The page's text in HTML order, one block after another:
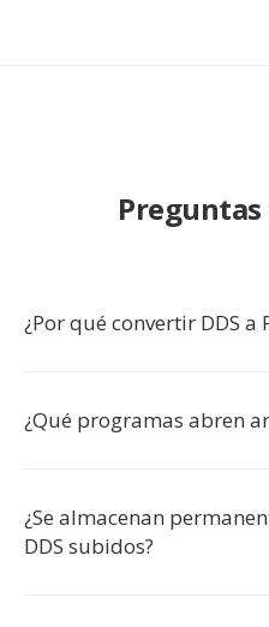
¿Por qué convertir DDS a
¿Qué programas abren
¿Se almacenan
DDS subidos?